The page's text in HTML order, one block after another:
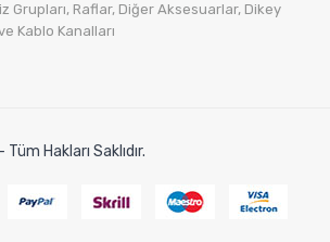
Grupları, Raflar, Diğer Aksesuarlar, Dikey
Kablo Kanalları
Hakları Saklıdır.